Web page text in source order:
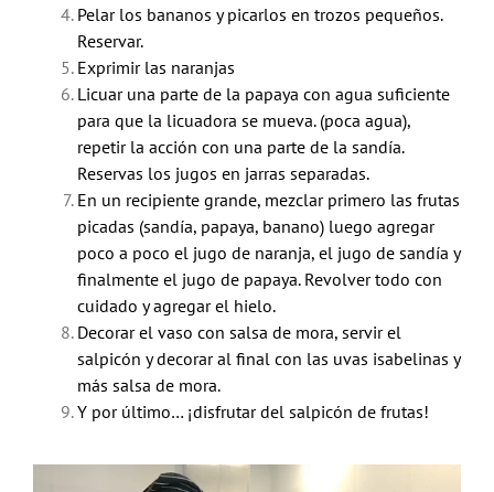
Pelar los bananos y picarlos en trozos pequeños.
Reservar.
Exprimir las naranjas
Licuar una parte de la papaya con agua suficiente
para que la licuadora se mueva. (poca agua),
repetir la acción con una parte de la sandía.
Reservas los jugos en jarras separadas.
En un recipiente grande, mezclar primero las frutas
picadas (sandía, papaya, banano) luego agregar
poco a poco el jugo de naranja, el jugo de sandía y
finalmente el jugo de papaya. Revolver todo con
cuidado y agregar el hielo.
Decorar el vaso con salsa de mora, servir el
salpicón y decorar al final con las uvas isabelinas y
más salsa de mora.
Y por último… ¡disfrutar del salpicón de frutas!